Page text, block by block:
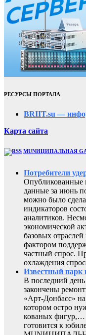
РЕСУРСЫ ПОРТАЛА
BRIIT.su —
Карта сайта
MUNИЦИПАЛЬНАЯ
Потребители
Опубликованные
данные за июнь
можно было
индикаторов
аналитиков.
экономической
базовых
фактором
частный спрос.
охлаждения
Известный парк
В последний
закончены
«Арт-Донбасс»
котором остро
кованых
готовится к